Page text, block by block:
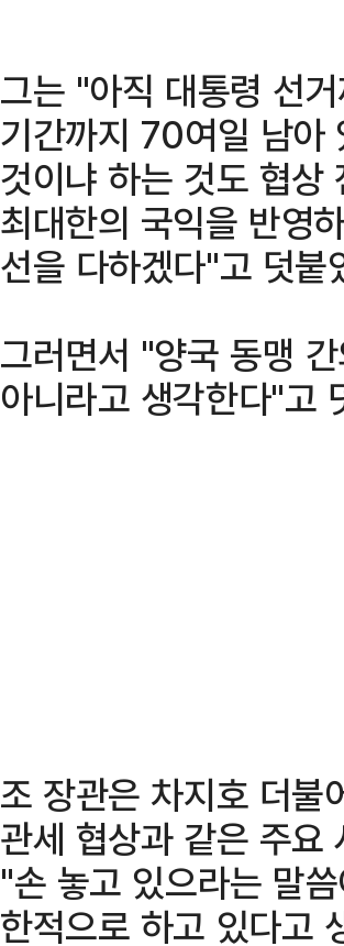
그는 "아직 대통령 선
기간까지 70여일 남아
것이냐 하는 것도 협상
최대한의 국익을 반영
선을 다하겠다"고 덧붙
그러면서 "양국 동맹
아니라고 생각한다"고
조 장관은 차지호 더불
관세 협상과 같은 주요
"손 놓고 있으라는 말
한적으로 하고 있다고